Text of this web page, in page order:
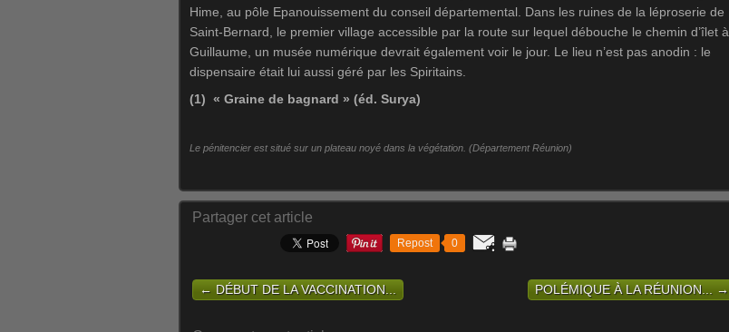
Hime, au pôle Epanouissement du conseil départemental. Dans les ruines de la léproserie de
Saint-Bernard, le premier village accessible par la route sur lequel débouche le chemin d’îlet à
Guillaume, un musée numérique devrait également voir le jour. Le lieu n’est pas anodin : le
dispensaire était lui aussi géré par les Spiritains.
(1) « Graine de bagnard » (éd. Surya)
Le pénitencier est situé sur un plateau noyé dans la végétation. (Département Réunion)
Partager cet article
Repost 0
← DÉBUT DE LA VACCINATION... POLÉMIQUE À LA RÉUNION... →